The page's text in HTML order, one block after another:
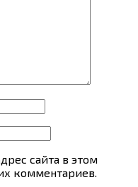
сайта в этом
комментариев.